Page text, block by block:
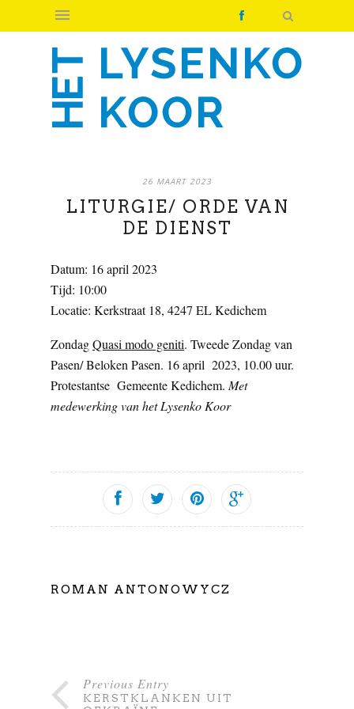
26 MAART 2023
LITURGIE/ ORDE VAN
DE DIENST
Datum: 16 april 2023
Tijd: 10:00
Locatie: Kerkstraat 18, 4247 EL Kedichem
ZondagQuasi modo geniti. Tweede Zondag van
Pasen/ Beloken Pasen. 16 april 2023, 10.00 uur.
Protestantse Gemeente Kedichem. Met
medewerking van het Lysenko Koor
ROMAN ANTONOWYCZ
Previous Entry
KERSTKLANKEN UIT